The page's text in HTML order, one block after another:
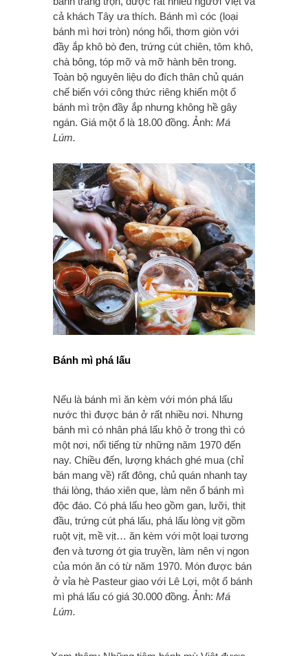
cả khách Tây ưa thích. Bánh mì cóc (loại
bánh mì hơi tròn) nóng hổi, thơm giòn với
đầy ắp khô bò đen, trứng cút chiên, tôm khô,
chà bông, tóp mỡ và mỡ hành bên trong.
Toàn bộ nguyên liệu do đích thân chủ quán
chế biến với công thức riêng khiến một ổ
bánh mì trộn đầy ắp nhưng không hề gây
ngán. Giá một ổ là 18.00 đồng. Ảnh: Má
Lúm.
Bánh mì phá lấu
Nếu là bánh mì ăn kèm với món phá lấu
nước thì được bán ở rất nhiều nơi. Nhưng
bánh mì có nhân phá lấu khô ở trong thì có
một nơi, nổi tiếng từ những năm 1970 đến
nay. Chiều đến, lượng khách ghé mua (chỉ
bán mang về) rất đông, chủ quán nhanh tay
thái lòng, tháo xiên que, làm nên ổ bánh mì
độc đáo. Có phá lấu heo gồm gan, lưỡi, thịt
đầu, trứng cút phá lấu, phá lấu lòng vịt gồm
ruột vịt, mề vịt… ăn kèm với một loại tương
đen và tương ớt gia truyền, làm nên vị ngon
của món ăn có từ năm 1970. Món được bán
ở vỉa hè Pasteur giao với Lê Lợi, một ổ bánh
mì phá lấu có giá 30.000 đồng. Ảnh: Má
Lúm.